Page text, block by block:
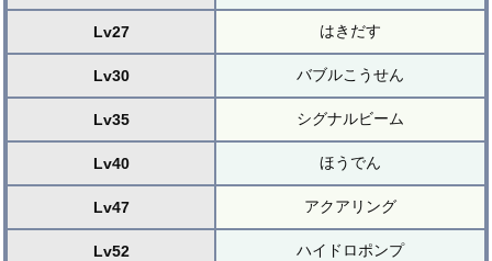
Lv27 はきだす
Lv30 バブルこうせん
Lv35 シグナルビーム
Lv40 ほうでん
Lv47 アクアリング
Lv52 ハイドロポンプ